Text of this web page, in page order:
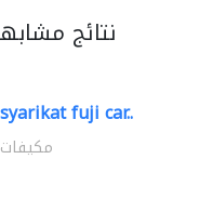
نتائج
syarikat fuji car..
مكيفات